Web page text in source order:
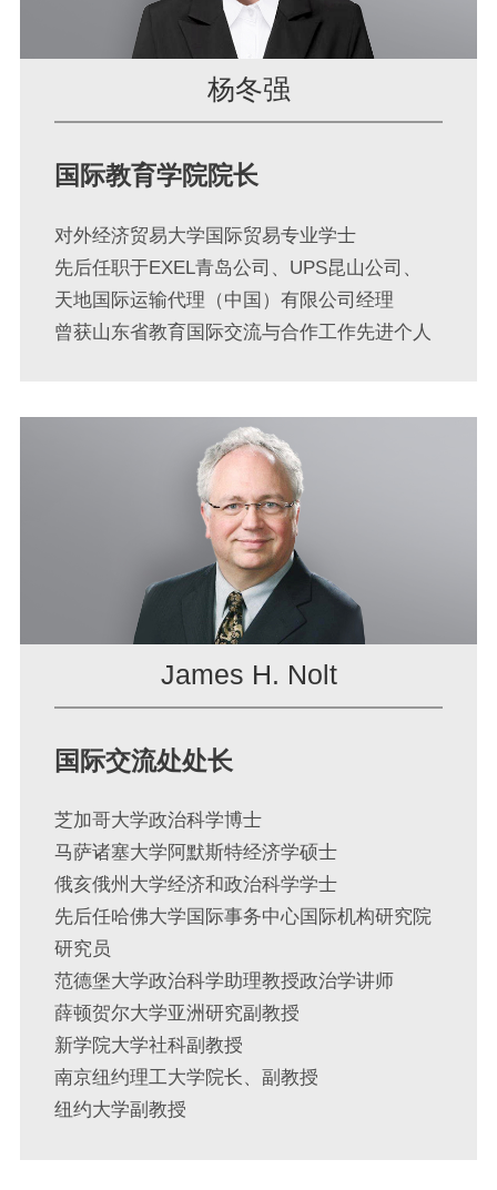
杨冬强
国际教育学院院长
对外经济贸易大学国际贸易专业学士
先后任职于EXEL青岛公司、UPS昆山公司、
天地国际运输代理（中国）有限公司经理
曾获山东省教育国际交流与合作工作先进个人
James H. Nolt
国际交流处处长
芝加哥大学政治科学博士
马萨诸塞大学阿默斯特经济学硕士
俄亥俄州大学经济和政治科学学士
先后任哈佛大学国际事务中心国际机构研究院
研究员
范德堡大学政治科学助理教授政治学讲师
薛顿贺尔大学亚洲研究副教授
新学院大学社科副教授
南京纽约理工大学院长、副教授
纽约大学副教授